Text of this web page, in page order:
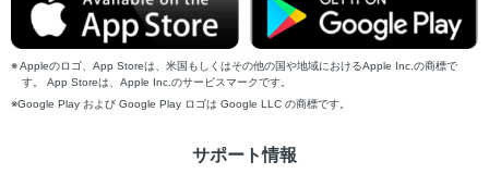
Appleのロゴ、App Storeは、米国もしくはその他の国や地域におけるApple Inc.の商標で
す。 App Storeは、Apple Inc.のサービスマークです。
Google Play および Google Play ロゴは Google LLC の商標です。
サポート情報